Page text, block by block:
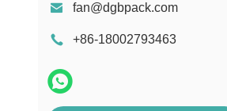
fan@dgbpack.com
+86-18002793463